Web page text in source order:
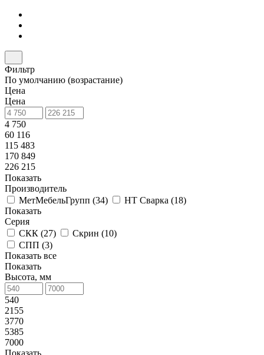
Фильтр
По умолчанию (возрастание)
Цена
Цена
4 750
60 116
115 483
170 849
226 215
Показать
Производитель
МетМебельГрупп (34) НТ Сварка (18)
Показать
Серия
СКК (27) Скрин (10)
СПП (3)
Показать все
Показать
Высота, мм
540
2155
3770
5385
7000
Показать